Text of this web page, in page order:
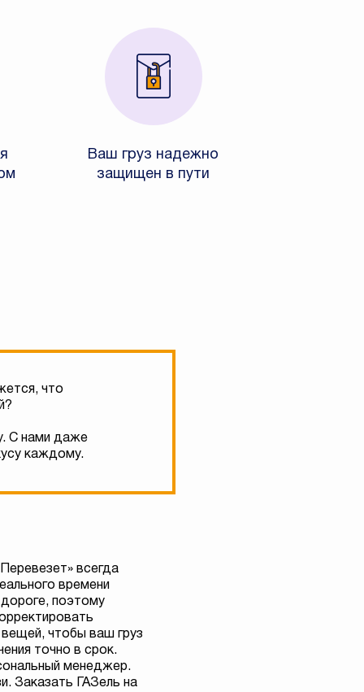
Ваш груз надежно
защищен в пути
что
С нами даже
каждому.
всегда
времени
поэтому
чтобы ваш груз
точно в срок.
менеджер.
Заказать ГАЗель на